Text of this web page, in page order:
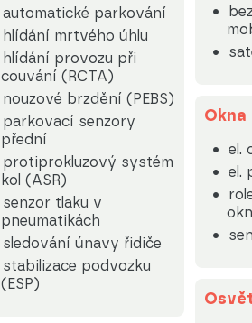
automatické parkování
hlídání mrtvého úhlu
hlídání provozu při
couvání (RCTA)
nouzové brzdění (PEBS)
parkovací senzory
přední
protiprokluzový systém
kol (ASR)
senzor tlaku v
pneumatikách
sledování únavy řidiče
stabilizace podvozku
(ESP)
Okna
el.
el.